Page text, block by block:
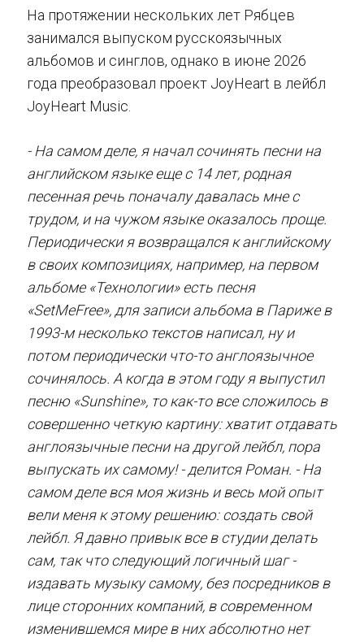
На протяжении нескольких лет Рябцев
занимался выпуском русскоязычных
альбомов и синглов, однако в июне 2026
года преобразовал проект JoyHeart в лейбл
JoyHeart Music.
- На самом деле, я начал сочинять песни на
английском языке еще с 14 лет, родная
песенная речь поначалу давалась мне с
трудом, и на чужом языке оказалось проще.
Периодически я возвращался к английскому
в своих композициях, например, на первом
альбоме «Технологии» есть песня
«SetMeFree», для записи альбома в Париже в
1993-м несколько текстов написал, ну и
потом периодически что-то англоязычное
сочинялось. А когда в этом году я выпустил
песню «Sunshine», то как-то все сложилось в
совершенно четкую картину: хватит отдавать
англоязычные песни на другой лейбл, пора
выпускать их самому! - делится Роман. - На
самом деле вся моя жизнь и весь мой опыт
вели меня к этому решению: создать свой
лейбл. Я давно привык все в студии делать
сам, так что следующий логичный шаг -
издавать музыку самому, без посредников в
лице сторонних компаний, в современном
изменившемся мире в них абсолютно нет